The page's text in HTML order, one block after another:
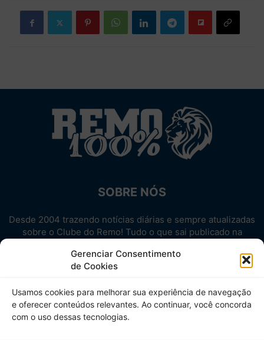
Gerenciar Consentimento
de Cookies
Usamos cookies para melhorar sua experiência de navegação
e oferecer conteúdos relevantes. Ao continuar, você concorda
com o uso dessas tecnologias.
SOBRE NÓS
Desde 2004 trazendo notícias diárias e sempre atualizadas
sobre o Clube do Remo! Tudo o que sai publicado na
Aproveite! Site não-oficial.
SIGA-NOS